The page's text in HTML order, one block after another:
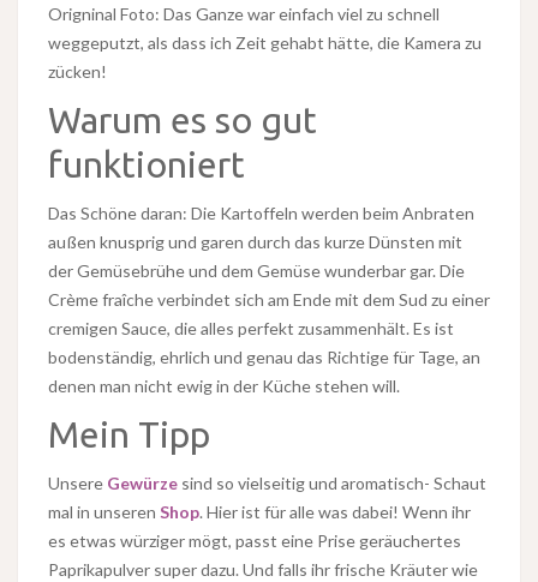
Origninal Foto: Das Ganze war einfach viel zu schnell
weggeputzt, als dass ich Zeit gehabt hätte, die Kamera zu
zücken!
Warum es so gut
funktioniert
Das Schöne daran: Die Kartoffeln werden beim Anbraten
außen knusprig und garen durch das kurze Dünsten mit
der Gemüsebrühe und dem Gemüse wunderbar gar. Die
Crème fraîche verbindet sich am Ende mit dem Sud zu einer
cremigen Sauce, die alles perfekt zusammenhält. Es ist
bodenständig, ehrlich und genau das Richtige für Tage, an
denen man nicht ewig in der Küche stehen will.
Mein Tipp
Unsere Gewürze sind so vielseitig und aromatisch- Schaut
mal in unseren Shop. Hier ist für alle was dabei! Wenn ihr
es etwas würziger mögt, passt eine Prise geräuchertes
Paprikapulver super dazu. Und falls ihr frische Kräuter wie